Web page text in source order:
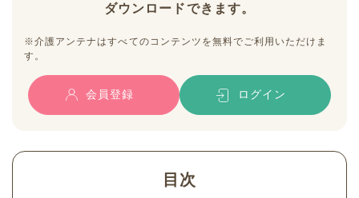
ダウンロードできます。
※介護アンテナはすべてのコンテンツを無料でご利用いただけま
す。
会員登録 ログイン
目次